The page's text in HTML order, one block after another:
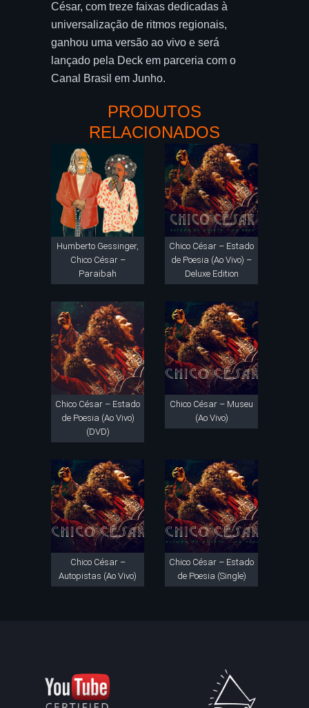
César, com treze faixas dedicadas à
universalização de ritmos regionais,
ganhou uma versão ao vivo e será
lançado pela Deck em parceria com o
Canal Brasil em Junho.
PRODUTOS
RELACIONADOS
Humberto Gessinger,
Chico César –
Paraibah
Chico César – Estado
de Poesia (Ao Vivo) –
Deluxe Edition
Chico César – Estado
de Poesia (Ao Vivo)
(DVD)
Chico César – Museu
(Ao Vivo)
Chico César –
Autopistas (Ao Vivo)
Chico César – Estado
de Poesia (Single)